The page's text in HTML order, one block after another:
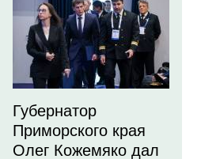
Губернатор
Приморского края
Олег Кожемяко дал